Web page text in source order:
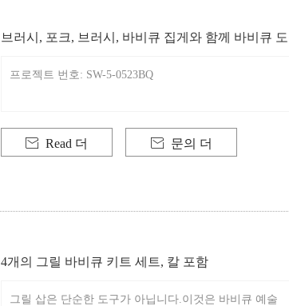
브러시, 포크, 브러시, 바비큐 집게와 함께 바비큐 도
프로젝트 번호: SW-5-0523BQ
 Read 더  문의 더
4개의 그릴 바비큐 키트 세트, 칼 포함
그릴 삽은 단순한 도구가 아닙니다.이것은 바비큐 예술